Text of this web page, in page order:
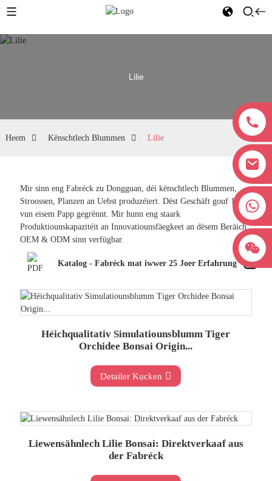
+8618038381627
Lilie
Heem Kënschtlech Blummen Lilie
Mir sinn eng Fabréck zu Dongguan, déi kënschtlech Blummen,
Stroossen, Planzen an Uebst produzéiert. Dëst Geschäft gouf 1998
vun eisem Papp gegrënnt. Mir hunn eng staark
Produktiounskapazitéit an Innovatiounsfäegkeet an dësem Beräich.
OEM & ODM sinn verfügbar.
Katalog - Fabréck mat iwwer 25 Joer Erfahrung
Héichqualitativ Simulatiounsblumm Tiger
Orchidee Bonsai Origin...
Detailer Kucken
Liewensähnlech Lilie Bonsai: Direktverkaaf aus
der Fabréck